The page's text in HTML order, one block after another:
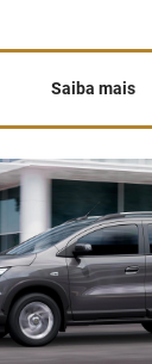
Saiba mais